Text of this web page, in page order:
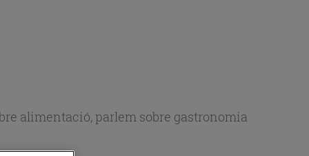
alimentació, parlem sobre gastronomia